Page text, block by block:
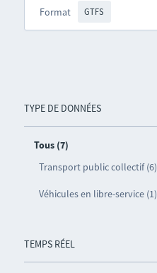
TYPE DE DONNÉES
Tous (7)
Transport public collectif (6)
Véhicules en libre-service (1)
TEMPS RÉEL
Format GTFS